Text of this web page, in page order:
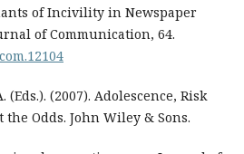
of Incivility in Newspaper
of Communication, 64.
(Eds.). (2007). Adolescence, Risk
Odds. John Wiley & Sons.